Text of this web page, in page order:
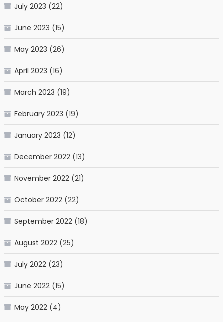
July 2023 (22)
June 2023 (15)
May 2023 (26)
April 2023 (16)
March 2023 (19)
February 2023 (19)
January 2023 (12)
December 2022(13)
November 2022(21)
October 2022(22)
September 2022(18)
August 2022(25)
July 2022(23)
June 2022(15)
May 2022(4)